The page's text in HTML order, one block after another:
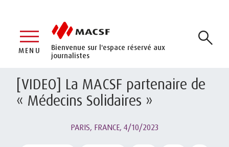
Bienvenue sur l'espace réservé aux
journalistes
MENU
[VIDEO] La MACSF partenaire de
« Médecins Solidaires »
PARIS, FRANCE, 4/10/2023